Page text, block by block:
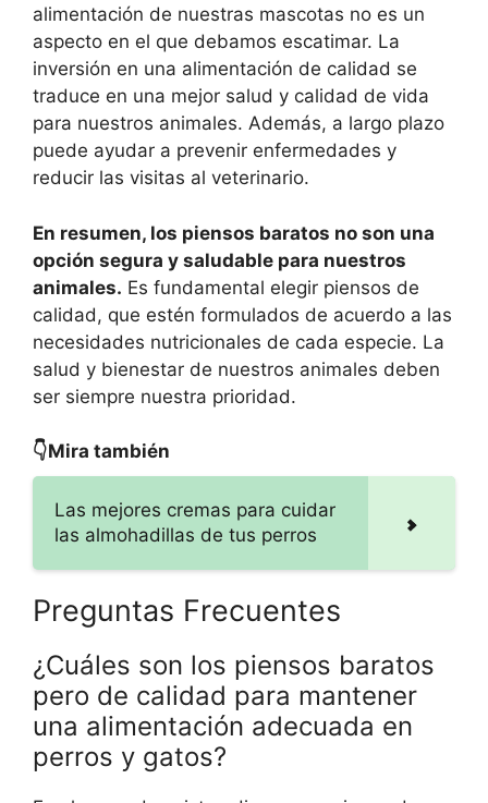
alimentación de nuestras mascotas no es un
aspecto en el que debamos escatimar. La
inversión en una alimentación de calidad se
traduce en una mejor salud y calidad de vida
para nuestros animales. Además, a largo plazo
puede ayudar a prevenir enfermedades y
reducir las visitas al veterinario.
En resumen, los piensos baratos no son una
opción segura y saludable para nuestros
animales. Es fundamental elegir piensos de
calidad, que estén formulados de acuerdo a las
necesidades nutricionales de cada especie. La
salud y bienestar de nuestros animales deben
ser siempre nuestra prioridad.
👇Mira también
Las mejores cremas para cuidar
las almohadillas de tus perros
Preguntas Frecuentes
¿Cuáles son los piensos baratos
pero de calidad para mantener
una alimentación adecuada en
perros y gatos?